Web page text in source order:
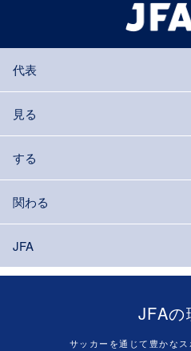
代表
見る
する
関わる
JFA
JFAの
サッカーを通じて豊かなス